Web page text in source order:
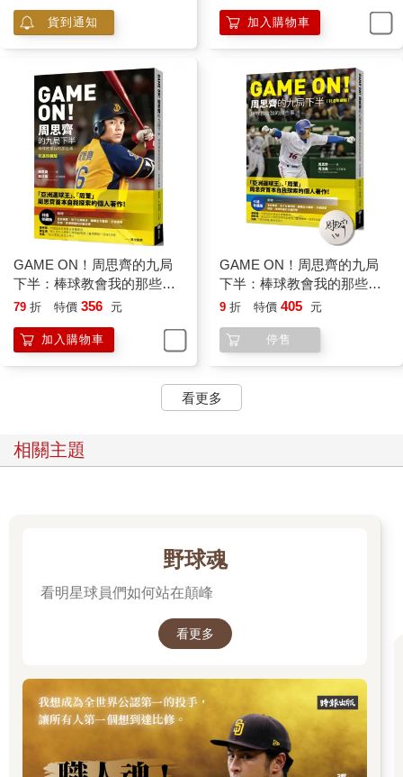
貨到通知 加入購物車
GAME ON！周思齊的九局
下半：棒球教會我的那些事
【引退珍藏版】
79 折 特價 356 元
加入購物車
GAME ON！周思齊的九局
下半：棒球教會我的那些事
【引退珍藏版】【限量經典
9 折 特價 405 元
停售
看更多
相關主題
野球魂
看明星球員們如何站在顛峰
看更多